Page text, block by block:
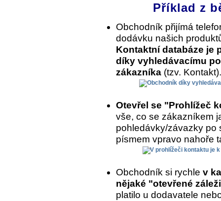
Příklad z
Obchodník přijímá
dodávku našich
Kontaktní databáze je
díky vyhledávacímu
zákazníka (tzv. Kontakt).
Otevřel se "Prohlížeč
vše, co se zákazníkem
pohledávky/závazky po
písmem vpravo nahoře
Obchodník si rychle v
nějaké "otevřené
platilo u dodavatele